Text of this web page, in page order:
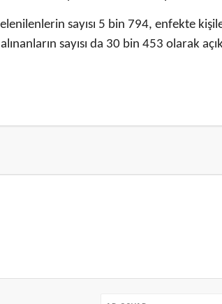
sayısı 5 bin 794, enfekte
sayısı da 30 bin 453 olarak